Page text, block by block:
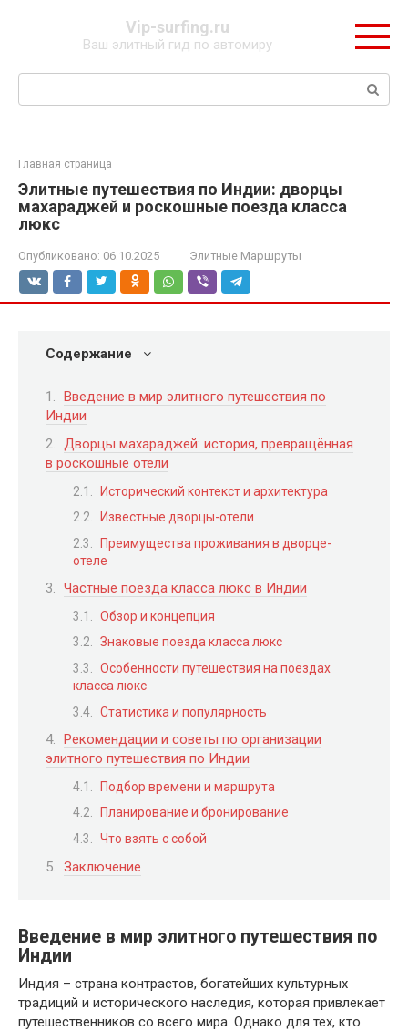
Vip-surfing.ru
Ваш элитный гид по автомиру
Поиск:
Главная страница
Элитные путешествия по Индии: дворцы
махараджей и роскошные поезда класса
люкс
Опубликовано: 06.10.2025 Элитные Маршруты
Содержание
Введение в мир элитного путешествия по
Индии
Дворцы махараджей: история, превращённая
в роскошные отели
Исторический контекст и архитектура
Известные дворцы-отели
Преимущества проживания в дворце-
отеле
Частные поезда класса люкс в Индии
Обзор и концепция
Знаковые поезда класса люкс
Особенности путешествия на поездах
класса люкс
Статистика и популярность
Рекомендации и советы по организации
элитного путешествия по Индии
Подбор времени и маршрута
Планирование и бронирование
Что взять с собой
Заключение
Введение в мир элитного путешествия по
Индии
Индия – страна контрастов, богатейших культурных
традиций и исторического наследия, которая привлекает
путешественников со всего мира. Однако для тех, кто